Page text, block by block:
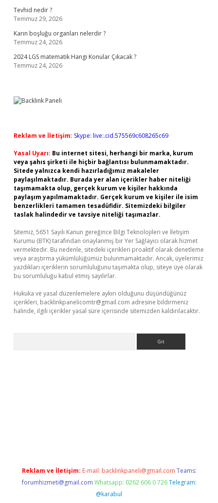
Tevhid nedir ?
Temmuz 29, 2026
Karın boşluğu organları nelerdir ?
Temmuz 24, 2026
2024 LGS matematik Hangi Konular Çıkacak ?
Temmuz 24, 2026
Reklam ve İletişim: Skype: live:.cid.575569c608265c69
Yasal Uyarı: Bu internet sitesi, herhangi bir marka, kurum
veya şahıs şirketi ile hiçbir bağlantısı bulunmamaktadır.
Sitede yalnızca kendi hazırladığımız makaleler
paylaşılmaktadır. Burada yer alan içerikler haber niteliği
taşımamakta olup, gerçek kurum ve kişiler hakkında
paylaşım yapılmamaktadır. Gerçek kurum ve kişiler ile isim
benzerlikleri tamamen tesadüfidir. Sitemizdeki bilgiler
taslak halindedir ve tavsiye niteliği taşımazlar.
Sitemiz, 5651 Sayılı Kanun gereğince Bilgi Teknolojileri ve İletişim
Kurumu (BTK) tarafından onaylanmış bir Yer Sağlayıcı olarak hizmet
vermektedir. Bu nedenle, sitedeki içerikleri proaktif olarak denetleme
veya araştırma yükümlülüğümüz bulunmamaktadır. Ancak, üyelerimiz
yazdıkları içeriklerin sorumluluğunu taşımakta olup, siteye üye olarak
bu sorumluluğu kabul etmiş sayılırlar.
Hukuka ve yasal düzenlemelere aykırı olduğunu düşündüğünüz
içerikleri, backlinkpanelicomtr@gmail.com adresine bildirmeniz
halinde, ilgili içerikler yasal süre içerisinde sitemizden kaldırılacaktır.
Reklam ve İletişim: E-mail: backlinkpaneli@gmail.com Teams:
forumhizmeti@gmail.com Whatsapp: 0262 606 0 726 Telegram:
@karabul